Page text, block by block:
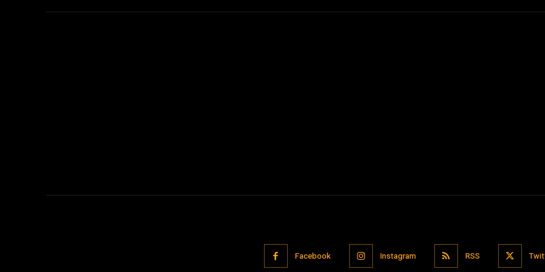
Facebook Instagram RSS